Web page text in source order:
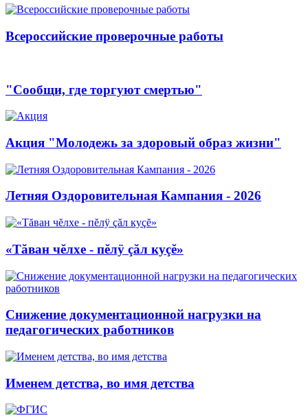
Всероссийские проверочные работы
"Сообщи, где торгуют смертью"
Акция "Молодежь за здоровый образ жизни"
Летняя Оздоровительная Кампания - 2026
«Тăван чĕлхе - пĕлÿ çăл куçĕ»
Снижение документационной нагрузки на
педагогических работников
Именем детства, во имя детства